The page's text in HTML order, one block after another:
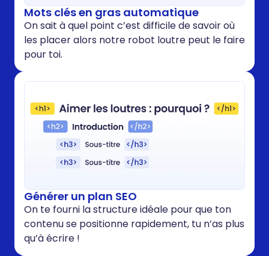
Mots clés en gras automatique
On sait à quel point c’est difficile de savoir où
les placer alors notre robot loutre peut le faire
pour toi.
Générer un plan SEO
On te fourni la structure idéale pour que ton
contenu se positionne rapidement, tu n’as plus
qu’à écrire !